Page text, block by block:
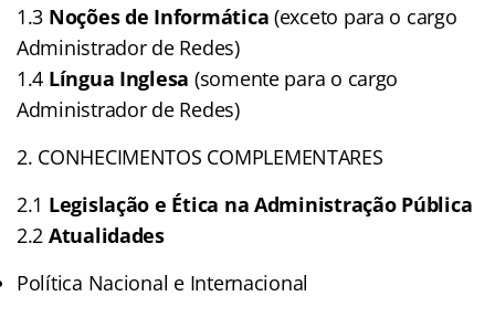
1.3 Noções de Informática (exceto para o cargo
Administrador de Redes)
1.4 Língua Inglesa (somente para o cargo
Administrador de Redes)
2. CONHECIMENTOS COMPLEMENTARES
2.1 Legislação e Ética na Administração Pública
2.2 Atualidades
Política Nacional e Internacional